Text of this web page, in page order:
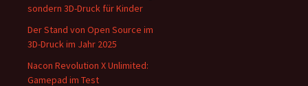
sondern 3D-Druck für Kinder
Der Stand von Open Source im
3D-Druck im Jahr 2025
Nacon Revolution X Unlimited:
Gamepad im Test